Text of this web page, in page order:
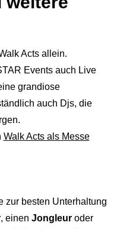
Acts allein.
Events auch Live
grandiose
auch Djs, die
Walk Acts als Messe
zur besten Unterhaltung
, einen Jongleuroder